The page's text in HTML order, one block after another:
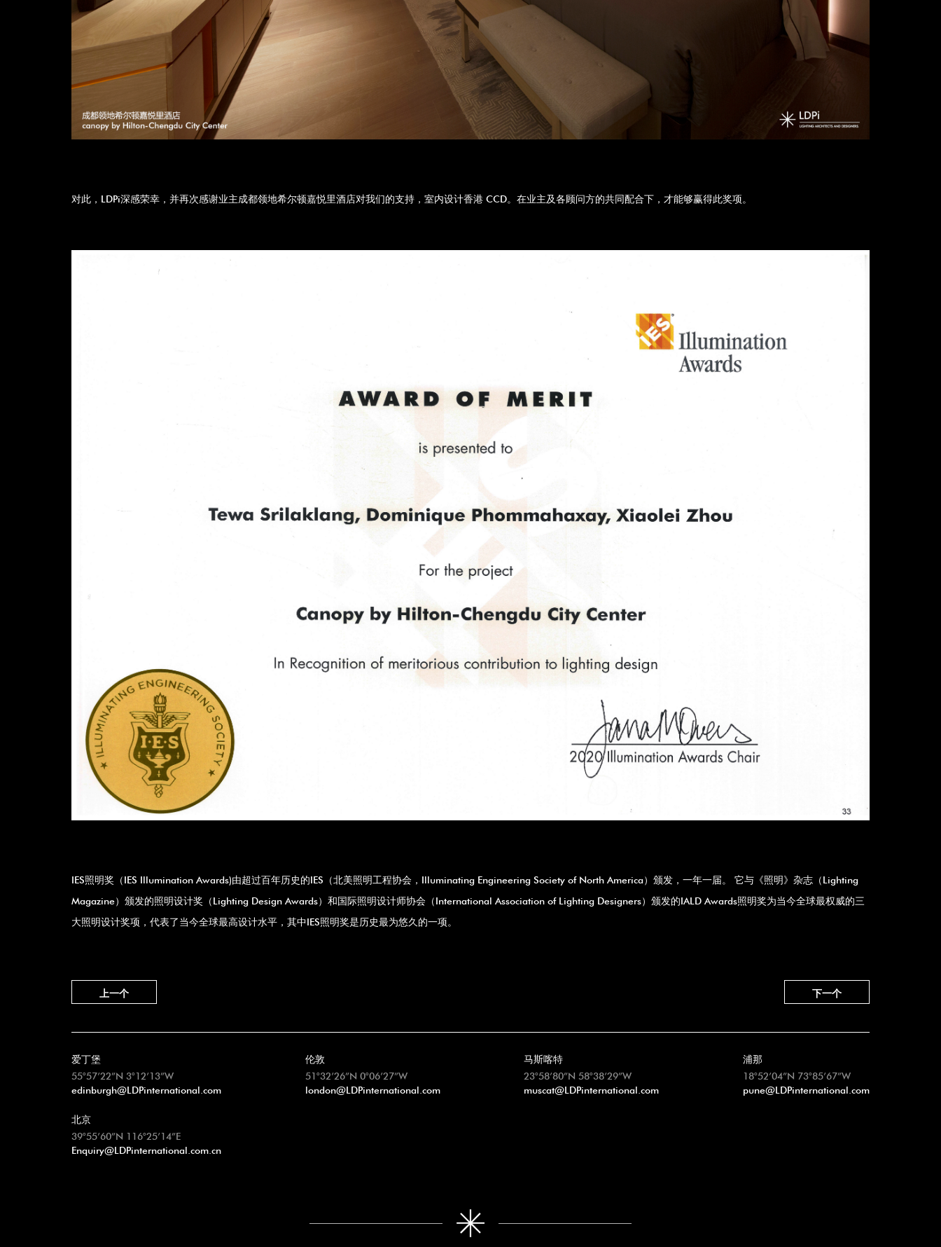
对此，LDPi深感荣幸，并再次感谢业主成都领地希尔顿嘉悦里酒店对我们的支持，室内设计香港 CCD。在业主及各顾问方的共同配合下，才能够赢得此奖项。
IES照明奖（IES Illumination Awards)由超过百年历史的IES（北美照明工程协会，Illuminating Engineering Society of North America）颁发，一年一届。 它与《照明》杂志（Lighting
Magazine）颁发的照明设计奖（Lighting Design Awards）和国际照明设计师协会（International Association of Lighting Designers）颁发的IALD Awards照明奖为当今全球最权威的三
大照明设计奖项，代表了当今全球最高设计水平，其中IES照明奖是历史最为悠久的一项。
上一个 下一个
爱丁堡
55°57’22”N 3°12’13”W
edinburgh@LDPinternational.com
伦敦
51°32’26”N 0°06’27”W
london@LDPinternational.com
马斯喀特
23°58’80”N 58°38’29”W
muscat@LDPinternational.com
浦那
18°52’04”N 73°85’67”W
pune@LDPinternational.com
北京
39°55’60”N 116°25’14”E
Enquiry@LDPinternational.com.cn